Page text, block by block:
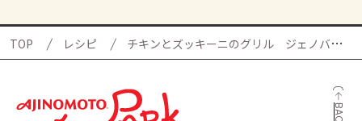
TOP レシピ チキンとズッキーニのグリル ジェノバソースの献立